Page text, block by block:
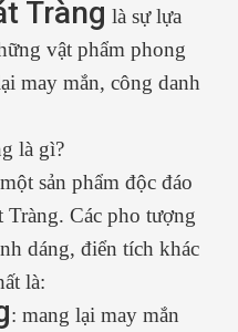
Tràng là sự lựa
vật phẩm phong
may mắn, công danh
là gì?
sản phẩm độc đáo
Tràng. Các pho tượng
dáng, điển tích khác
là:
: mang lại may mắn